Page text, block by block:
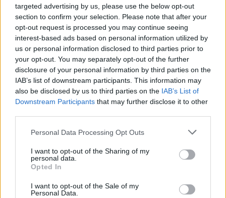
targeted advertising by us, please use the below opt-out
section to confirm your selection. Please note that after your
opt-out request is processed you may continue seeing
interest-based ads based on personal information utilized by
us or personal information disclosed to third parties prior to
your opt-out. You may separately opt-out of the further
disclosure of your personal information by third parties on the
IAB’s list of downstream participants. This information may
also be disclosed by us to third parties on the IAB’s List of
Downstream Participants that may further disclose it to other
Personal Data Processing Opt Outs
I want to opt-out of the Sharing of my
personal data.
Opted In
I want to opt-out of the Sale of my
Personal Data.
Royal Hotels.r.l. risulta beneficiaria di 57 aiuti o contributi
pubblici per un totale di 639.848 euro (2020–2025).
2025-06-30
esenzioni fiscali e crediti d'imposta adottati a
seguito della crisi economica causata dall'epidemia di
COVID-19 [con mo
agenzia delle entrate
72.000 euro
2024-03-08
perduto a sostegno alle imprese e all'economia (come
modificato da C(20
agenzia delle entrate
2.910 euro
2024-03-07